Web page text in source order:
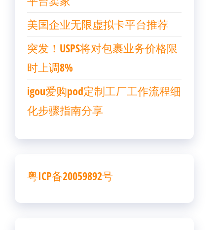
美国企业无限虚拟卡平台推荐
突发！USPS将对包裹业务价格限
时上调8%
igou爱购pod定制工厂工作流程细
化步骤指南分享
粤ICP备20059892号